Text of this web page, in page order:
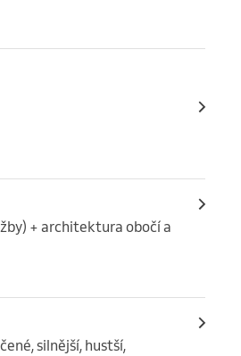
závěrečná péče
Carelika,
značka Esthemax
+ architektura obočí a
silnější, hustší,